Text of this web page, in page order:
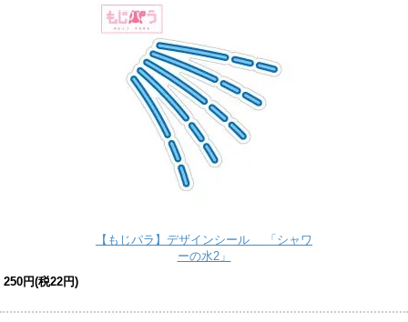
【もじパラ】デザインシール 「シャワ
ーの水2」
250円(税22円)